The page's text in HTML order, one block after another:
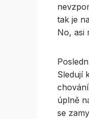
tak je
No, asi
Sledují
úplně
se